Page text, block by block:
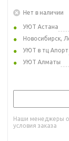
Нет в наличии
УЮТ Астана
Новосибирск,
УЮТ в тц Апорт
УЮТ Алматы
Наши менеджеры
условия заказа